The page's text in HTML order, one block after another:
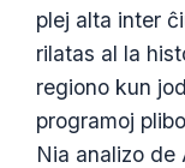
plej alta inter
rilatas al la
regiono kun
programoj
Nia analizo